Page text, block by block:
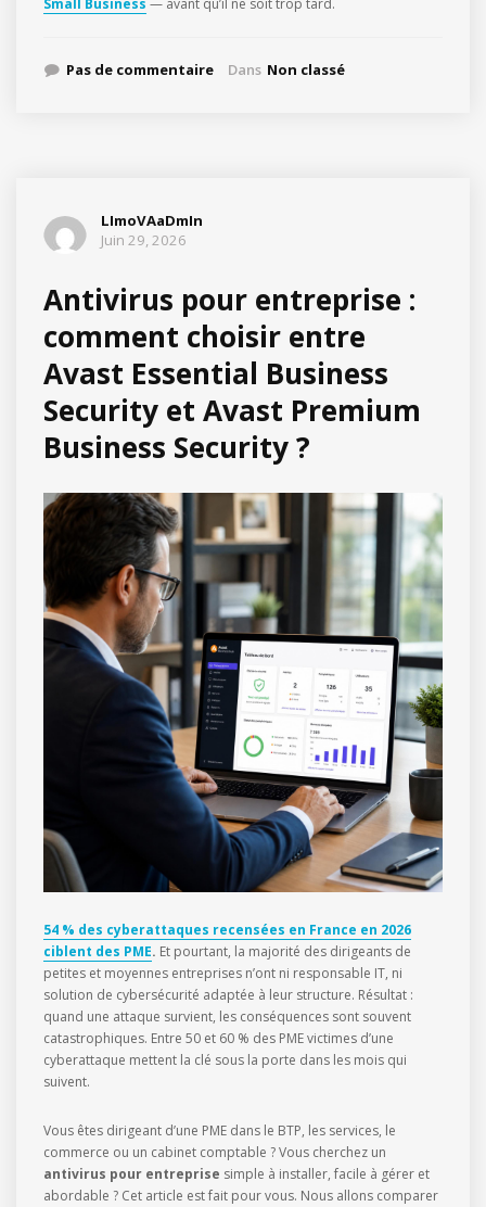
Small Business — avant qu’il ne soit trop tard.
Pas de commentaire Dans Non classé
LImoVAaDmIn
Juin 29, 2026
Antivirus pour entreprise :
comment choisir entre
Avast Essential Business
Security et Avast Premium
Business Security ?
54 % des cyberattaques recensées en France en 2026
ciblent des PME. Et pourtant, la majorité des dirigeants de
petites et moyennes entreprises n’ont ni responsable IT, ni
solution de cybersécurité adaptée à leur structure. Résultat :
quand une attaque survient, les conséquences sont souvent
catastrophiques. Entre 50 et 60 % des PME victimes d’une
cyberattaque mettent la clé sous la porte dans les mois qui
suivent.
Vous êtes dirigeant d’une PME dans le BTP, les services, le
commerce ou un cabinet comptable ? Vous cherchez un
antivirus pour entreprise simple à installer, facile à gérer et
abordable ? Cet article est fait pour vous. Nous allons comparer